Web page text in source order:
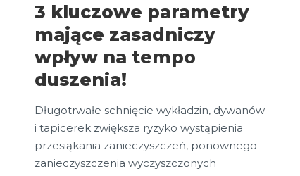
3 kluczowe parametry
mające zasadniczy
wpływ na tempo
duszenia!
Długotrwałe schnięcie wykładzin, dywanów
i tapicerek zwiększa ryzyko wystąpienia
przesiąkania zanieczyszczeń, ponownego
zanieczyszczenia wyczyszczonych